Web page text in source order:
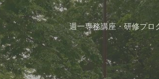
週一専務講座・研修プロ